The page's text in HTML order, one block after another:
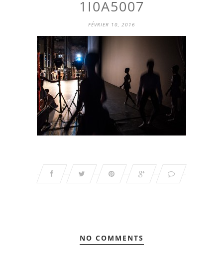
1I0A5007
FÉVRIER 10, 2016
NO COMMENTS